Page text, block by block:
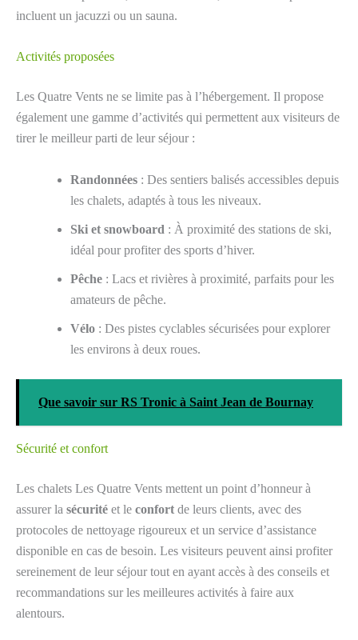
incluent un jacuzzi ou un sauna.
Activités proposées
Les Quatre Vents ne se limite pas à l’hébergement. Il propose
également une gamme d’activités qui permettent aux visiteurs de
tirer le meilleur parti de leur séjour :
Randonnées : Des sentiers balisés accessibles depuis
les chalets, adaptés à tous les niveaux.
Ski et snowboard : À proximité des stations de ski,
idéal pour profiter des sports d’hiver.
Pêche : Lacs et rivières à proximité, parfaits pour les
amateurs de pêche.
Vélo : Des pistes cyclables sécurisées pour explorer
les environs à deux roues.
Que savoir sur RS Tronic à Saint Jean de Bournay
Sécurité et confort
Les chalets Les Quatre Vents mettent un point d’honneur à
assurer la sécurité et le confort de leurs clients, avec des
protocoles de nettoyage rigoureux et un service d’assistance
disponible en cas de besoin. Les visiteurs peuvent ainsi profiter
sereinement de leur séjour tout en ayant accès à des conseils et
recommandations sur les meilleures activités à faire aux
alentours.